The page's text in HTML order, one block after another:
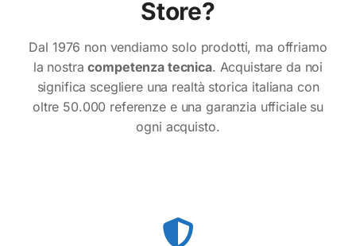
Conferma
Store?
Dal 1976 non vendiamo solo prodotti, ma offriamo
la nostracompetenza tecnica. Acquistare da noi
significa scegliere una realtà storica italiana con
oltre 50.000 referenze e una garanzia ufficiale su
ogni acquisto.
Conferma